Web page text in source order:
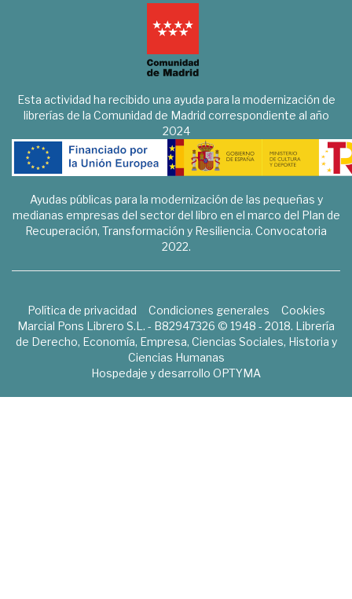
Esta actividad ha recibido una ayuda para la modernización de
librerías de la Comunidad de Madrid correspondiente al año
2024
Ayudas públicas para la modernización de las pequeñas y
medianas empresas del sector del libro en el marco del Plan de
Recuperación, Transformación y Resiliencia. Convocatoria
2022.
Política de privacidad Condiciones generales
Cookies
Marcial Pons Librero S.L. - B82947326 © 1948 - 2018. Librería
de Derecho, Economía, Empresa, Ciencias Sociales, Historia y
Ciencias Humanas
Hospedaje y desarrollo OPTYMA